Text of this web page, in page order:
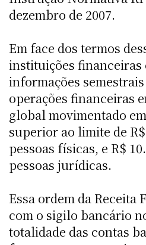
dezembro de 2007.
Em face dos termos
instituições financeiras
informações
operações financeiras
global movimentado
superior ao limite de
pessoas físicas, e R$
pessoas jurídicas.
Essa ordem da Receita
com o sigilo bancário
totalidade das contas